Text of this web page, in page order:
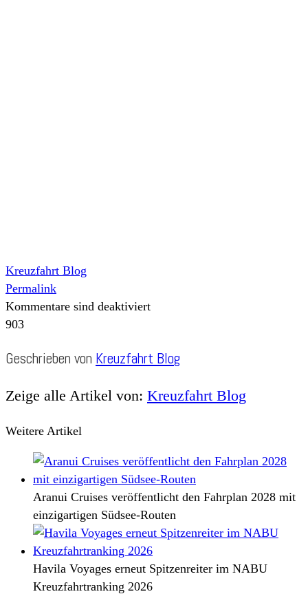
Kreuzfahrt Blog
Permalink
Kommentare sind deaktiviert
903
Geschrieben von Kreuzfahrt Blog
Zeige alle Artikel von: Kreuzfahrt Blog
Weitere Artikel
Aranui Cruises veröffentlicht den Fahrplan 2028 mit
einzigartigen Südsee-Routen
Havila Voyages erneut Spitzenreiter im NABU
Kreuzfahrtranking 2026